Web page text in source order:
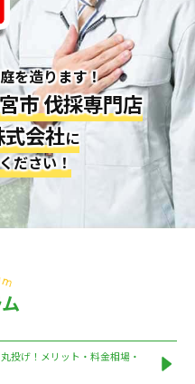
を造ります！
市 伐採専門店
会社に
ださい！
投げ！メリット・料金相場・